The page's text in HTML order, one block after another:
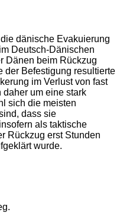
dänische Evakuierung
Deutsch-Dänischen
Dänen beim Rückzug
der Befestigung resultierte
im Verlust von fast
um eine stark
sich die meisten
dass sie
als taktische
Rückzug erst Stunden
wurde.